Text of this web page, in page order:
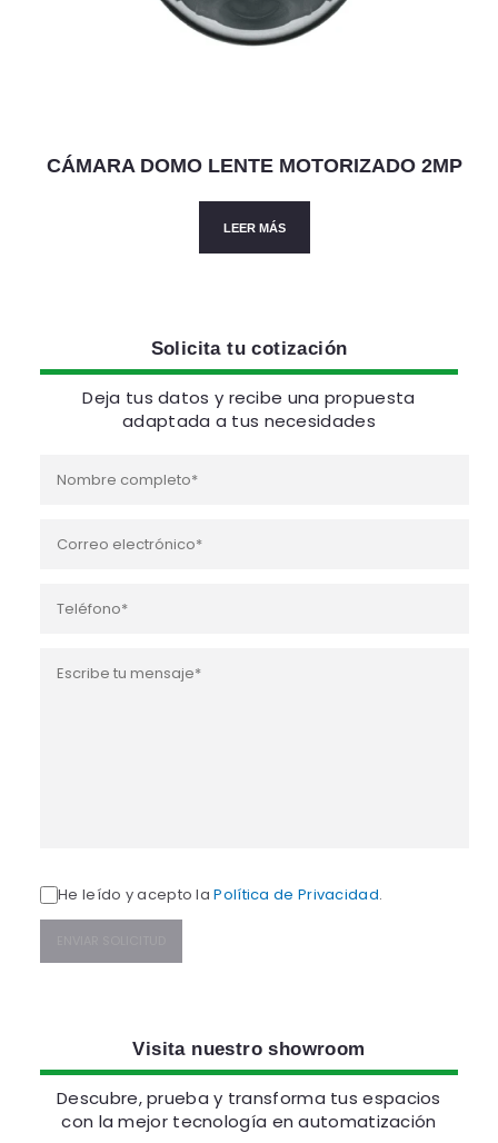
CÁMARA DOMO LENTE MOTORIZADO 2MP
LEER MÁS
Solicita tu cotización
Deja tus datos y recibe una propuesta
adaptada a tus necesidades
He leído y acepto laPolítica de Privacidad.
r
Visita nuestro showroom
Descubre, prueba y transforma tus espacios
con la mejor tecnología en automatización